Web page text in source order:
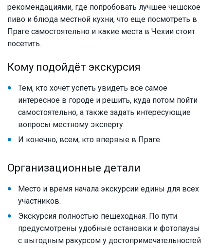
рекомендациями, где попробовать лучшее чешское
пиво и блюда местной кухни, что еще посмотреть в
Праге самостоятельно и какие места в Чехии стоит
посетить.
Кому подойдёт экскурсия
Тем, кто хочет успеть увидеть всё самое
интересное в городе и решить, куда потом пойти
самостоятельно, а также задать интересующие
вопросы местному эксперту.
И конечно, всем, кто впервые в Праге.
Организационные детали
Место и время начала экскурсии едины для всех
участников.
Экскурсия полностью пешеходная. По пути
предусмотрены удобные остановки и фотопаузы
с выгодным ракурсом у достопримечательностей